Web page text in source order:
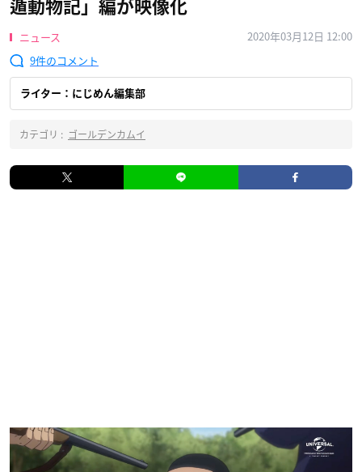
遁動物記」編が映像化
ニュース
2020年03月12日 12:00
9
ライター：にじめん編集部
カテゴリ : ゴールデンカムイ